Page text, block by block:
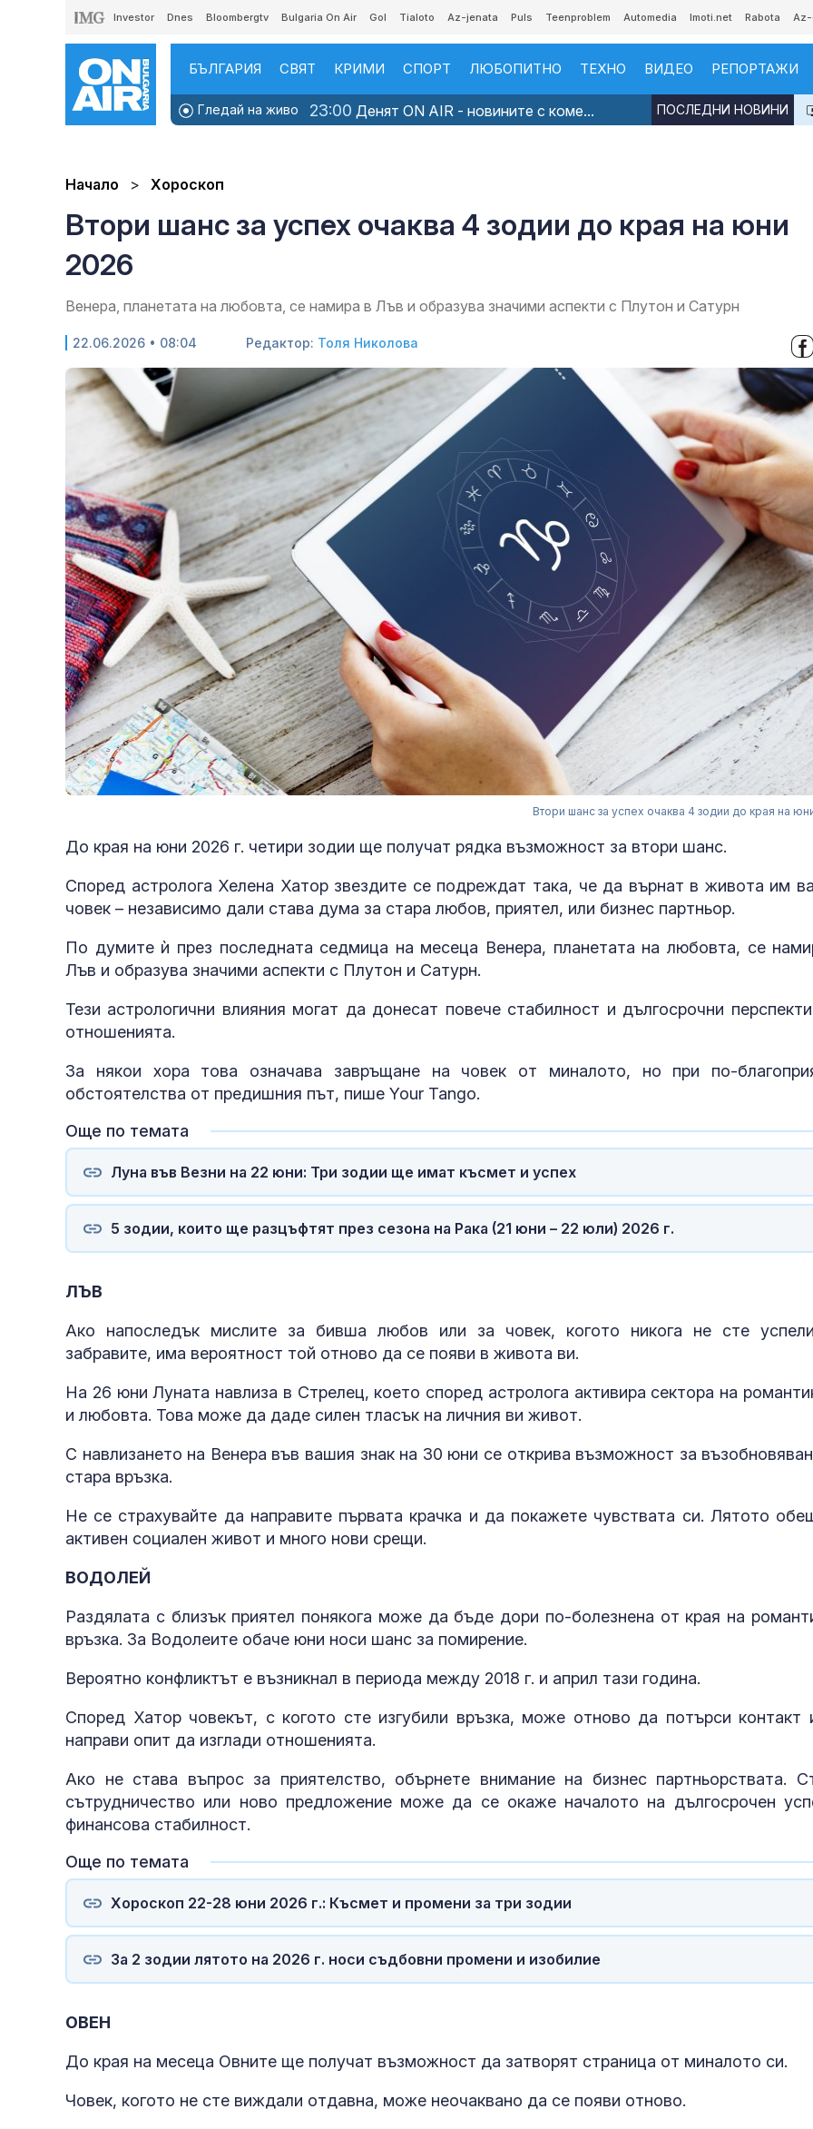
Investor Dnes Bloombergtv Bulgaria On Air Gol Tialoto Az-jenata Puls Teenproblem Automedia Imoti.net Rabota Az-
БЪЛГАРИЯ СВЯТ КРИМИ СПОРТ ЛЮБОПИТНО ТЕХНО ВИДЕО РЕПОРТАЖИ
Гледай на живо 23:00 Денят ON AIR - новините с коме... ПОСЛЕДНИ НОВИНИ
Начало Хороскоп
Втори шанс за успех очаква 4 зодии до края на юни
2026
Венера, планетата на любовта, се намира в Лъв и образува значими аспекти с Плутон и Сатурн
22.06.2026 • 08:04 Редактор: Толя Николова
Втори шанс за успех очаква 4 зодии до края на
До края на юни 2026 г. четири зодии ще получат рядка възможност за втори шанс.
Според астролога Хелена Хатор звездите се подреждат така, че да върнат в живота им
човек – независимо дали става дума за стара любов, приятел, или бизнес партньор.
По думите ѝ през последната седмица на месеца Венера, планетата на любовта, се
Лъв и образува значими аспекти с Плутон и Сатурн.
Тези астрологични влияния могат да донесат повече стабилност и дългосрочни
отношенията.
За някои хора това означава завръщане на човек от миналото, но при по-
обстоятелства от предишния път, пише Your Tango.
Още по темата
Луна във Везни на 22 юни: Три зодии ще имат късмет и успех
5 зодии, които ще разцъфтят през сезона на Рака (21 юни – 22 юли) 2026 г.
ЛЪВ
Ако напоследък мислите за бивша любов или за човек, когото никога не сте
забравите, има вероятност той отново да се появи в живота ви.
На 26 юни Луната навлиза в Стрелец, което според астролога активира сектора на
и любовта. Това може да даде силен тласък на личния ви живот.
С навлизането на Венера във вашия знак на 30 юни се открива възможност за
стара връзка.
Не се страхувайте да направите първата крачка и да покажете чувствата си. Лятото
активен социален живот и много нови срещи.
ВОДОЛЕЙ
Раздялата с близък приятел понякога може да бъде дори по-болезнена от края на
връзка. За Водолеите обаче юни носи шанс за помирение.
Вероятно конфликтът е възникнал в периода между 2018 г. и април тази година.
Според Хатор човекът, с когото сте изгубили връзка, може отново да потърси контакт
направи опит да изглади отношенията.
Ако не става въпрос за приятелство, обърнете внимание на бизнес партньорствата.
сътрудничество или ново предложение може да се окаже началото на дългосрочен
финансова стабилност.
Още по темата
Хороскоп 22-28 юни 2026 г.: Късмет и промени за три зодии
За 2 зодии лятото на 2026 г. носи съдбовни промени и изобилие
ОВЕН
До края на месеца Овните ще получат възможност да затворят страница от миналото си.
Човек, когото не сте виждали отдавна, може неочаквано да се появи отново.
За наказание: Пратиха
в “месомелачката”
в рокля (ВИДЕО 16+)
Китай тества Z-10 за
щурмовите
полети под радара
Меган Маркъл по
ЧРД
Можем ли да живеем
до 146 години, а и
Как да изберем
какво трябва да
внимаваме?
Защо рискът от
повишава в
горещините?
продава,
апартамент,
Варна,
EUR
продава,